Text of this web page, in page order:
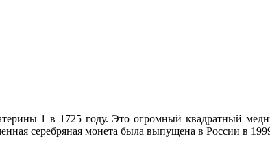
1 в 1725 году. Это огромный квадратный
серебряная монета была выпущена в России в